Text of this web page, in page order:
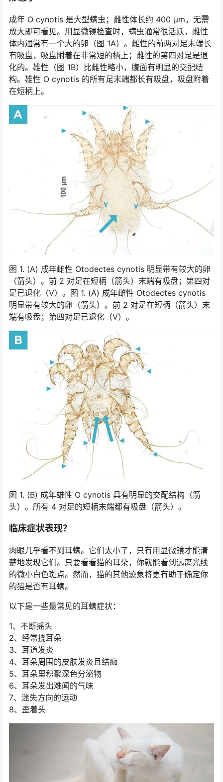
成年 O cynotis 是大型螨虫；雌性体长约 400 µm，无需
放大即可看见。用显微镜检查时，螨虫通常很活跃，雌性
体内通常有一个大的卵（图 1A）。雌性的前两对足末端长
有吸盘，吸盘附着在非常短的柄上；雌性的第四对足是退
化的。雄性（图 1B）比雌性略小，腹面有明显的交配结
构。雄性 O cynotis 的所有足末端都长有吸盘，吸盘附着
在短柄上。
图 1. (A) 成年雌性 Otodectes cynotis 明显带有较大的卵
（箭头）。前 2 对足在短柄（箭头）末端有吸盘；第四对
足已退化（V）。图 1. (A) 成年雌性 Otodectes cynotis
明显带有较大的卵（箭头）。前 2 对足在短柄（箭头）末
端有吸盘；第四对足已退化（V）。
图 1. (B) 成年雄性 O cynotis 具有明显的交配结构（箭
头）。所有 4 对足的短柄末端都有吸盘（箭头）。
临床症状表现？
肉眼几乎看不到耳螨。它们太小了，只有用显微镜才能清
楚地发现它们。只要看看猫的耳朵，你就能看到远离光线
的微小白色斑点。然而，猫的其他迹象将更有助于确定你
的猫是否有耳螨。
以下是一些最常见的耳螨症状：
1、不断摇头
2、经常挠耳朵
3、耳道发炎
4、耳朵周围的皮肤发炎且结痂
5、耳朵里积聚深色分泌物
6、耳朵发出难闻的气味
7、迷失方向的运动
8、歪着头